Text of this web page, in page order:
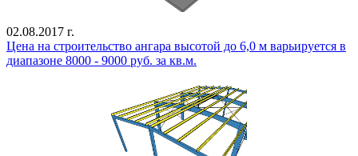
02.08.2017 г.
Цена на строительство ангара высотой до 6,0 м варьируется в
диапазоне 8000 - 9000 руб. за кв.м.